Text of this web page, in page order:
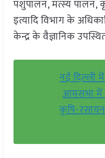
पशुपालन, मत्स्य पालन,
इत्यादि विभाग के
केन्द्र के वैज्ञानिक
नई दिल्ली
आमसभा में
कृषि-रसायन